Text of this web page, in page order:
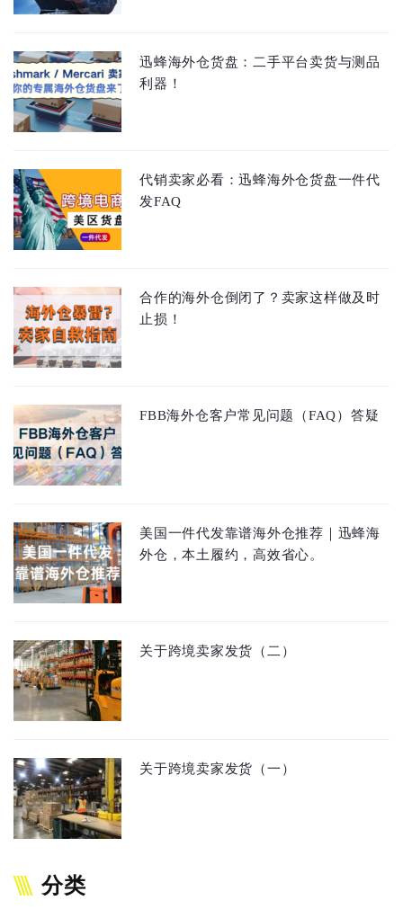
迅蜂海外仓货盘：二手平台卖货与测品
利器！
代销卖家必看：迅蜂海外仓货盘一件代
发FAQ
合作的海外仓倒闭了？卖家这样做及时
止损！
FBB海外仓客户常见问题（FAQ）答疑
美国一件代发靠谱海外仓推荐｜迅蜂海
外仓，本土履约，高效省心。
关于跨境卖家发货（二）
关于跨境卖家发货（一）
分类